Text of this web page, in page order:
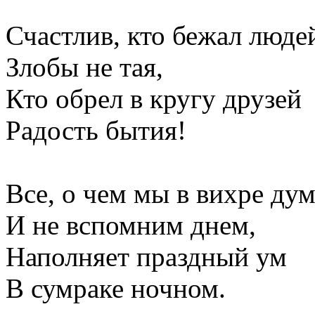
Счастлив, кто бежал
Злобы не тая,
Кто обрел в кругу друзей
Радость бытия!
Все, о чем мы в вихре дум
И не вспомним днем,
Наполняет праздный ум
В сумраке ночном.